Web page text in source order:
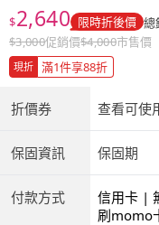
$2,640 限時折後價 總
$3,000促銷價$4,000市售價
現折 滿1件享88折
折價券 查看可使
保固資訊 保固期
付款方式
信用卡 |
商付款 |
刷momo